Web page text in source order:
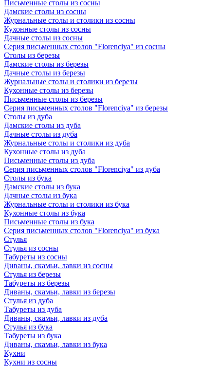
Письменные столы из сосны
Дамские столы из сосны
Журнальные столы и столики из сосны
Кухонные столы из сосны
Дачные столы из сосны
Серия письменных столов "Florenciya" из сосны
Столы из березы
Дамские столы из березы
Дачные столы из березы
Журнальные столы и столики из березы
Кухонные столы из березы
Письменные столы из березы
Серия письменных столов "Florenciya" из березы
Столы из дуба
Дамские столы из дуба
Дачные столы из дуба
Журнальные столы и столики из дуба
Кухонные столы из дуба
Письменные столы из дуба
Серия письменных столов "Florenciya" из дуба
Столы из бука
Дамские столы из бука
Дачные столы из бука
Журнальные столы и столики из бука
Кухонные столы из бука
Письменные столы из бука
Серия письменных столов "Florenciya" из бука
Стулья
Стулья из сосны
Табуреты из сосны
Диваны, скамьи, лавки из сосны
Стулья из березы
Табуреты из березы
Диваны, скамьи, лавки из березы
Стулья из дуба
Табуреты из дуба
Диваны, скамьи, лавки из дуба
Стулья из бука
Табуреты из бука
Диваны, скамьи, лавки из бука
Кухни
Кухни из сосны